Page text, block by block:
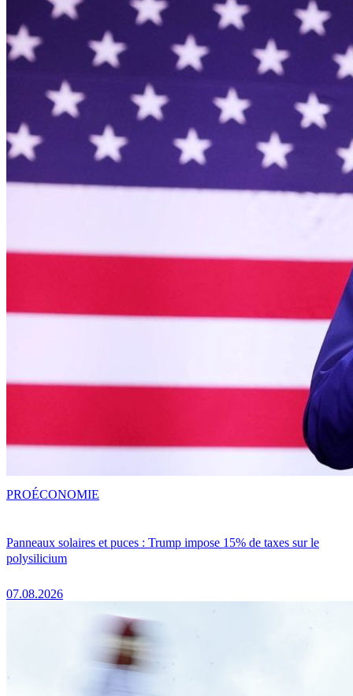
Panneaux solaires et puces : Trump impose 15% de taxes sur le
polysilicium
07.08.2026
PROÉCONOMIE